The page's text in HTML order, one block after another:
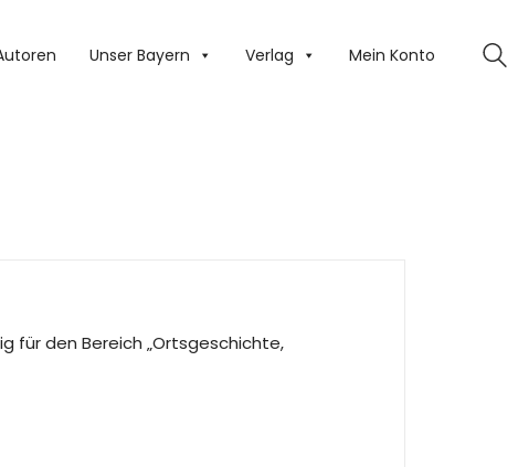
Unser Bayern Verlag Mein Konto
für den Bereich „Ortsgeschichte,